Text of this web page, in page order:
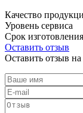
Качество
Уровень сервиса
Срок изготовления
Оставить отзыв
Оставить отзыв на